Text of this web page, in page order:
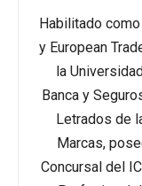
Habilitado
y European
la
Banca y
Letrados de
Marcas,
Concursal del